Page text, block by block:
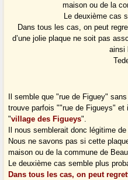
maison ou de la
Le deuxième cas
Dans tous les cas, on peut
d’une jolie plaque ne soit pas
ainsi
Il semble que "rue de Figuey"
trouve parfois ""rue de Figueys" et
"village des Figueys".
Il nous semblerait donc légitime
Nous ne savons pas si cette
maison ou de la commune de
Le deuxième cas semble plus
Dans tous les cas, on peut